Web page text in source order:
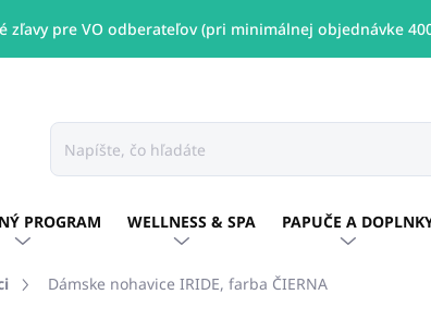
zľavy pre VO odberateľov (pri minimálnej objednávke
PROGRAM WELLNESS & SPA PAPUČE A
Dámske nohavice IRIDE, farba ČIERNA